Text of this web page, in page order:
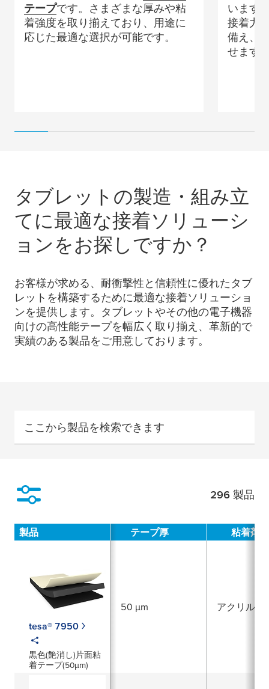
テープです。さまざまな厚みや粘
着強度を取り揃えており、用途に
応じた最適な選択が可能です。
います
接着力
備え、
せます
タブレットの製造・組み立
てに最適な接着ソリューシ
ョンをお探しですか？
お客様が求める、耐衝撃性と信頼性に優れたタブ
レットを構築するために最適な接着ソリューショ
ンを提供します。タブレットやその他の電子機器
向けの高性能テープを幅広く取り揃え、革新的で
実績のある製品をご用意しております。
ここから製品を検索できます
296 製品
製品 テープ厚 粘着剤
tesa® 7950
黒色(艶消し)片面粘
着テープ(50µm)
50 µm アクリル系